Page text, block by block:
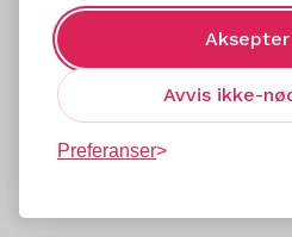
Avvis ikke-
Preferanser